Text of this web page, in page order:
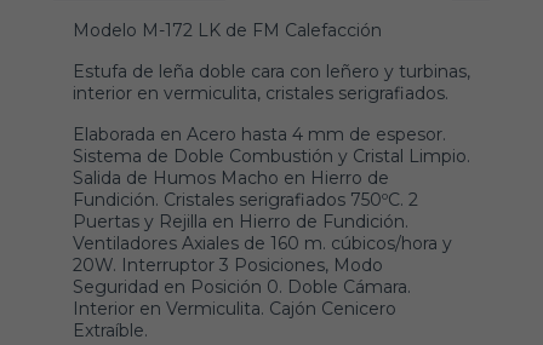
Modelo M-172 LK de FM Calefacción
Estufa de leña doble cara con leñero y turbinas,
interior en vermiculita, cristales serigrafiados.
Elaborada en Acero hasta 4 mm de espesor.
Sistema de Doble Combustión y Cristal Limpio.
Salida de Humos Macho en Hierro de
Fundición. Cristales serigrafiados 750ºC. 2
Puertas y Rejilla en Hierro de Fundición.
Ventiladores Axiales de 160 m. cúbicos/hora y
20W. Interruptor 3 Posiciones, Modo
Seguridad en Posición 0. Doble Cámara.
Interior en Vermiculita. Cajón Cenicero
Extraíble.